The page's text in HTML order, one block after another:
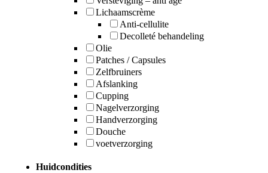
Lichaamscrème
Anti-cellulite
Decolleté behandeling
Olie
Patches / Capsules
Zelfbruiners
Afslanking
Cupping
Nagelverzorging
Handverzorging
Douche
voetverzorging
Huidcondities